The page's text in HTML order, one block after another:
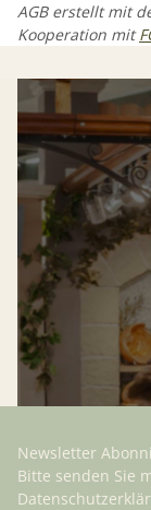
AGB erstellt mit
Kooperation mit
Newsletter
Bitte senden Sie